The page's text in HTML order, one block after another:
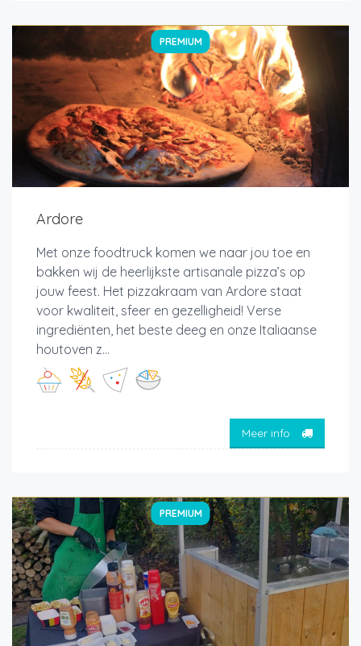
PREMIUM
Ardore
Met onze foodtruck komen we naar jou toe en
bakken wij de heerlijkste artisanale pizza’s op
jouw feest. Het pizzakraam van Ardore staat
voor kwaliteit, sfeer en gezelligheid! Verse
ingrediënten, het beste deeg en onze Italiaanse
houtoven z...
Meer info
PREMIUM